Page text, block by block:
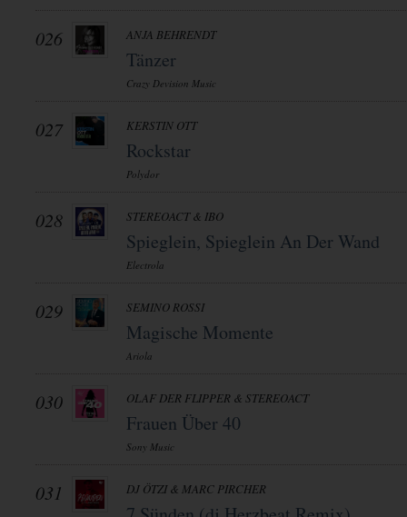
026 ANJA BEHRENDT
Tänzer
Crazy Devision Music
027 KERSTIN OTT
Rockstar
Polydor
028 STEREOACT & IBO
Spieglein, Spieglein An Der Wand
Electrola
029 SEMINO ROSSI
Magische Momente
Ariola
030 OLAF DER FLIPPER & STEREOACT
Frauen Über 40
Sony Music
031 DJ ÖTZI & MARC PIRCHER